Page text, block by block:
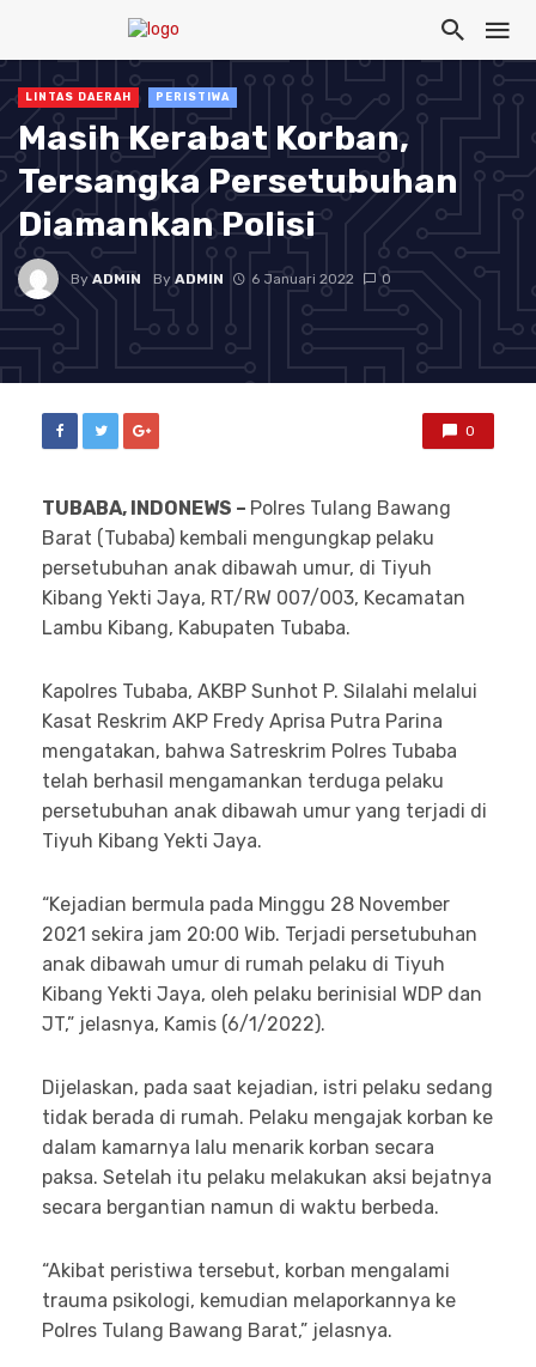
LINTAS DAERAH PERISTIWA
Masih Kerabat Korban,
Tersangka Persetubuhan
Diamankan Polisi
ByADMIN ByADMIN 6 Januari 2022 0
0
TUBABA, INDONEWS – Polres Tulang Bawang
Barat (Tubaba) kembali mengungkap pelaku
persetubuhan anak dibawah umur, di Tiyuh
Kibang Yekti Jaya, RT/RW 007/003, Kecamatan
Lambu Kibang, Kabupaten Tubaba.
Kapolres Tubaba, AKBP Sunhot P. Silalahi melalui
Kasat Reskrim AKP Fredy Aprisa Putra Parina
mengatakan, bahwa Satreskrim Polres Tubaba
telah berhasil mengamankan terduga pelaku
persetubuhan anak dibawah umur yang terjadi di
Tiyuh Kibang Yekti Jaya.
“Kejadian bermula pada Minggu 28 November
2021 sekira jam 20:00 Wib. Terjadi persetubuhan
anak dibawah umur di rumah pelaku di Tiyuh
Kibang Yekti Jaya, oleh pelaku berinisial WDP dan
JT,” jelasnya, Kamis (6/1/2022).
Dijelaskan, pada saat kejadian, istri pelaku sedang
tidak berada di rumah. Pelaku mengajak korban ke
dalam kamarnya lalu menarik korban secara
paksa. Setelah itu pelaku melakukan aksi bejatnya
secara bergantian namun di waktu berbeda.
“Akibat peristiwa tersebut, korban mengalami
trauma psikologi, kemudian melaporkannya ke
Polres Tulang Bawang Barat,” jelasnya.